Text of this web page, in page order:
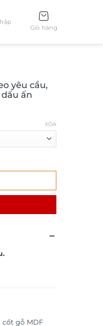
Giỏ hàng
yêu cầu,
ấn
XÓA
quà tặng công ty doanh
cốt gỗ MDF